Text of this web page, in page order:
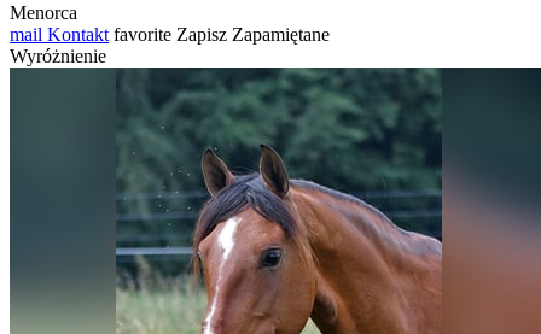
Menorca
mail Kontakt favorite Zapisz Zapamiętane
Wyróżnienie